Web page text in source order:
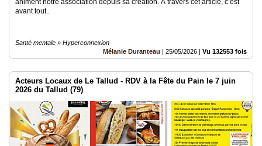
animent notre association depuis sa création. À travers cet article, c’est
avant tout..
Santé mentale » Hyperconnexion
Mélanie Duranteau | 25/05/2026 | Vu 132553 fois
Acteurs Locaux de Le Tallud - RDV à la Fête du Pain le 7 juin
2026 du Tallud (79)